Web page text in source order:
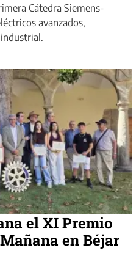
Cátedra Siemens-
avanzados,
el XI Premio
en Béjar